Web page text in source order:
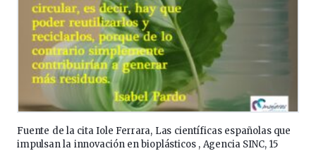
Fuente de la cita Iole Ferrara, Las científicas españolas que
impulsan la innovación en bioplásticos , Agencia SINC, 15